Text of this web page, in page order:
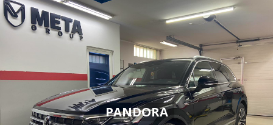
PANDORA